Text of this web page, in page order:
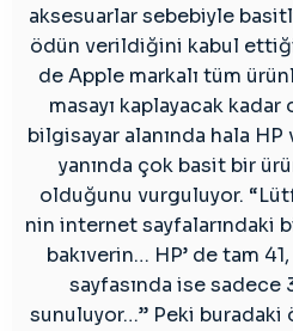
aksesuarlar sebebiyle
ödün verildiğini kabul
de Apple markalı tüm
masayı kaplayacak
bilgisayar alanında hala
yanında çok basit bir
olduğunu vurguluyor.
nin internet sayfalarındaki
bakıverin… HP’ de tam
sayfasında ise sadece
sunuluyor…” Peki buradaki